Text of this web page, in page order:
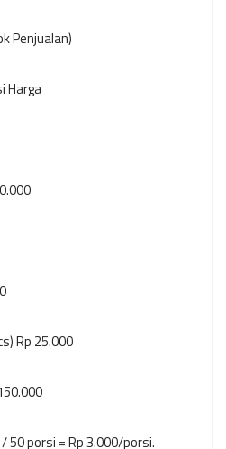
Penjualan)
Harga
Rp 25.000
50 porsi = Rp 3.000/porsi.